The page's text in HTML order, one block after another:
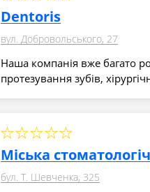
Dentoris
вул. Добровольського, 27
Наша компанія вже багато
протезування зубів,
Міська
бул. Т. Шевченка, 325